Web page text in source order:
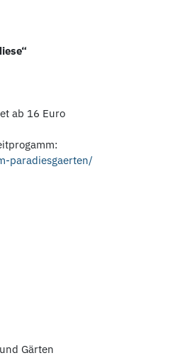
ab 16 Euro
paradiesgaerten/
Gärten